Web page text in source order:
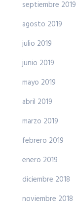
septiembre 2019
agosto 2019
julio 2019
junio 2019
mayo 2019
abril 2019
marzo 2019
febrero 2019
enero 2019
diciembre 2018
noviembre 2018